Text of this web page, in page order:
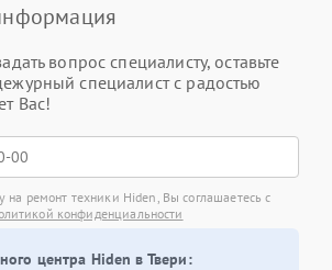
вопрос специалисту, оставьте
специалист с радостью
Вас!
на ремонт техники Hiden, Вы соглашаетесь с
конфиденциальности
центра Hiden в Твери: